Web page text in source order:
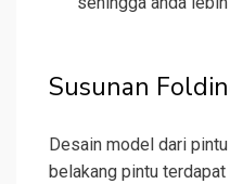
Susunan
Desain model dari
belakang pintu